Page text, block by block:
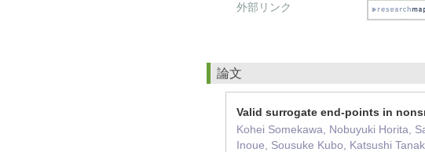
外部リンク
論文
Valid surrogate end-points in
Kohei Somekawa, Nobuyuki Horita,
Inoue, Sousuke Kubo, Katsushi